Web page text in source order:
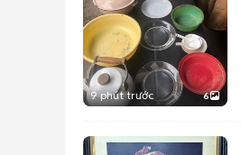
9 phút trước 6